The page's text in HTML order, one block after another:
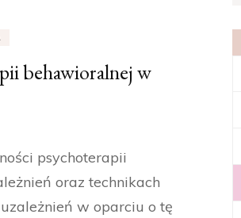
behawioralnej w
psychoterapii
oraz technikach
w oparciu o tę